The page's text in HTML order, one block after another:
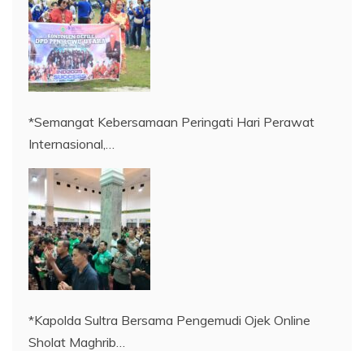
*Semangat Kebersamaan Peringati Hari Perawat
Internasional,…
*Kapolda Sultra Bersama Pengemudi Ojek Online
Sholat Maghrib…